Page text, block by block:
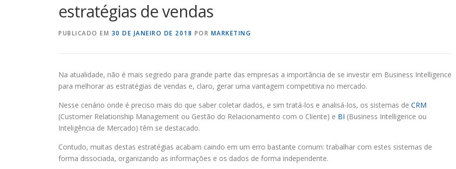
estratégias de vendas
PUBLICADO EM 30 DE JANEIRO DE 2018 POR MARKETING
Na atualidade, não é mais segredo para grande parte das empresas a importância de se investir em Business Intelligence
para melhorar as estratégias de vendas e, claro, gerar uma vantagem competitiva no mercado.
Nesse cenário onde é preciso mais do que saber coletar dados, e sim tratá-los e analisá-los, os sistemas de CRM
(Customer Relationship Management ou Gestão do Relacionamento com o Cliente) e BI (Business Intelligence ou
Inteligência de Mercado) têm se destacado.
Contudo, muitas destas estratégias acabam caindo em um erro bastante comum: trabalhar com estes sistemas de
forma dissociada, organizando as informações e os dados de forma independente.